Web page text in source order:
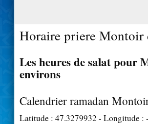
Horaire priere Montoir
Les heures de salat pour
environs
Calendrier ramadan
Latitude : 47.3279932 - Longitude :